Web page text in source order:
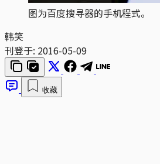
图为百度搜寻器的手机程式。
韩笑
刊登于: 2016-05-09
收藏